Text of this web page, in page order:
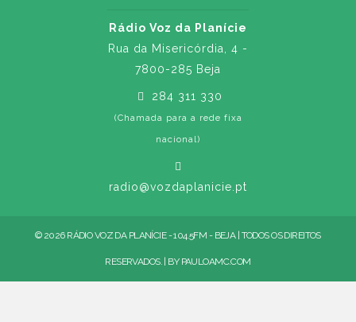
Rádio Voz da Planície
Rua da Misericórdia, 4 -
7800-285 Beja
284 311 330
(Chamada para a rede fixa
nacional)
radio@vozdaplanicie.pt
© 2026 RÁDIO VOZ DA PLANÍCIE - 104.5FM - BEJA | TODOS OS DIREITOS
RESERVADOS. | BY PAULOAMC.COM